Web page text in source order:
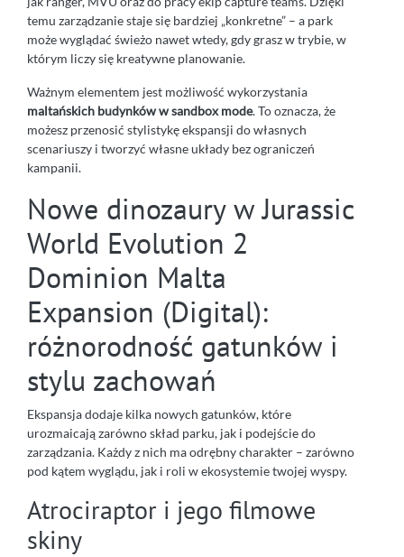
temu zarządzanie staje się bardziej „konkretne” – a park
może wyglądać świeżo nawet wtedy, gdy grasz w trybie, w
którym liczy się kreatywne planowanie.
Ważnym elementem jest możliwość wykorzystania
maltańskich budynków w sandbox mode. To oznacza, że
możesz przenosić stylistykę ekspansji do własnych
scenariuszy i tworzyć własne układy bez ograniczeń
kampanii.
Nowe dinozaury w Jurassic
World Evolution 2
Dominion Malta
Expansion (Digital):
różnorodność gatunków i
stylu zachowań
Ekspansja dodaje kilka nowych gatunków, które
urozmaicają zarówno skład parku, jak i podejście do
zarządzania. Każdy z nich ma odrębny charakter – zarówno
pod kątem wyglądu, jak i roli w ekosystemie twojej wyspy.
Atrociraptor i jego filmowe
skiny